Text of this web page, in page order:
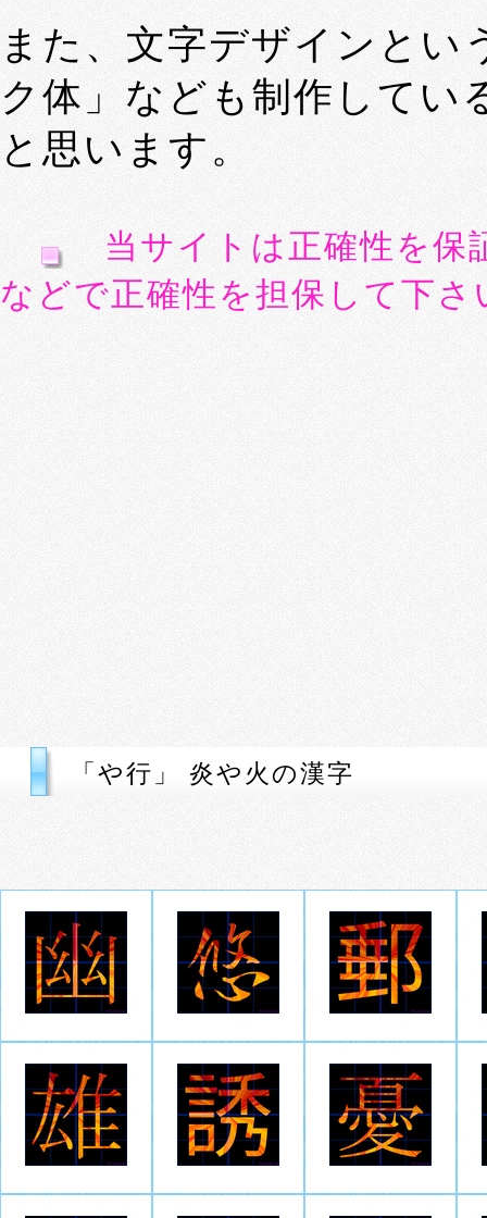
また、文字デザインとい
ク体」なども制作してい
と思います。
当サイトは正確性を
などで正確性を担保して下さ
「や行」 炎や火の漢字